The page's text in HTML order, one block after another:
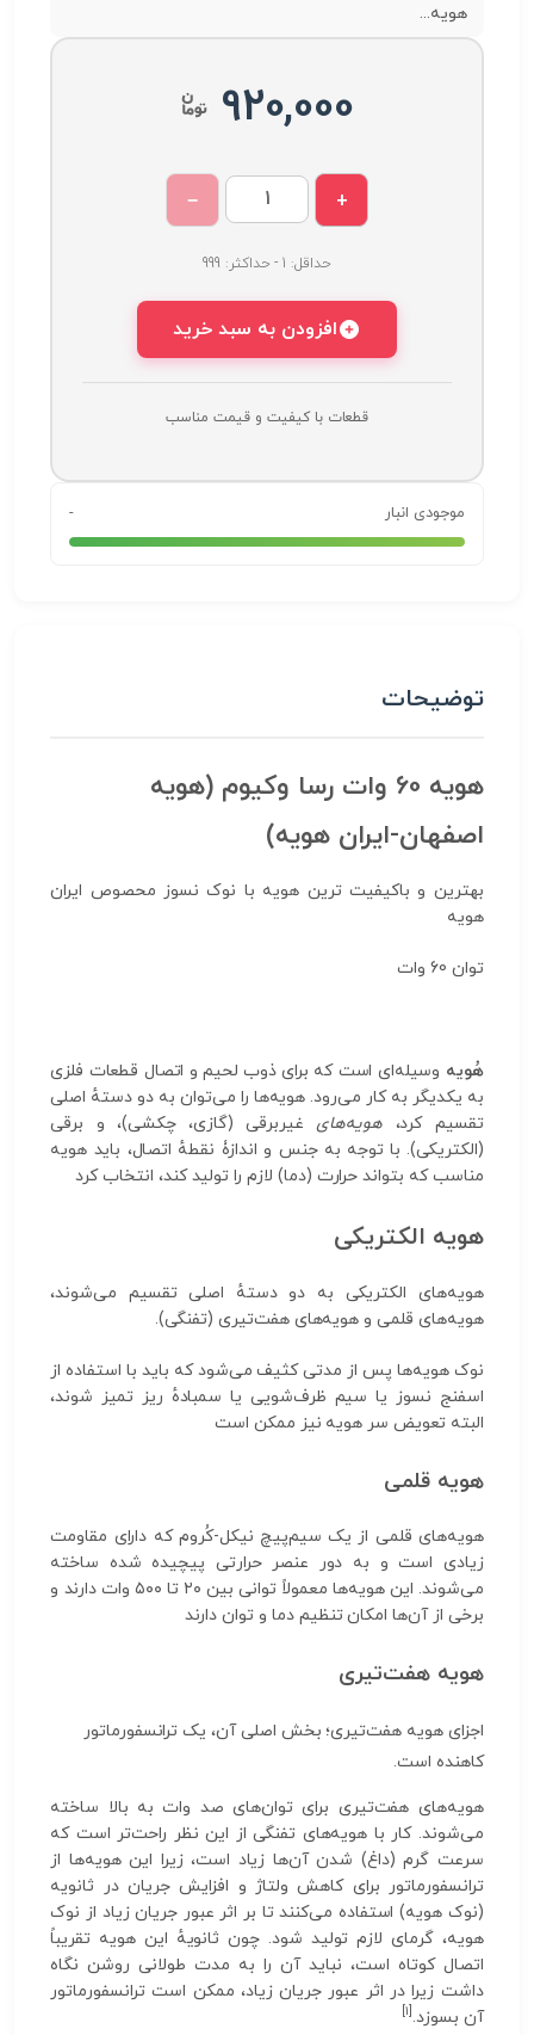
هویه...
920,000
+
−
حداقل: 1 - حداکثر: 999
افزودن به سبد خرید
قطعات با کیفیت و قیمت مناسب
موجودی انبار -
توضیحات
هویه 60 وات رسا وکیوم (هویه
اصفهان-ایران هویه)
بهترین و باکیفیت ترین هویه با نوک نسوز محصوص ایران
هویه
توان 60 وات
هُویه وسیله‌ای است که برای ذوب لحیم و اتصال قطعات فلزی
به یکدیگر به کار می‌رود. هویه‌ها را می‌توان به دو دستهٔ اصلی
تقسیم کرد، هویه‌هایغیربرقی (گازی، چکشی)، و برقی
(الکتریکی). با توجه به جنس و اندازۀ نقطهٔ اتصال، باید هویه
مناسب که بتواند حرارت (دما) لازم را تولید کند، انتخاب کرد
هویه الکتریکی
هویه‌های الکتریکی به دو دستهٔ اصلی تقسیم می‌شوند،
هویه‌های قلمی و هویه‌های هفت‌تیری (تفنگی).
نوک هویه‌ها پس از مدتی کثیف می‌شود که باید با استفاده از
اسفنج نسوز یا سیم ظرف‌شویی یا سمبادهٔ ریز تمیز شوند،
البته تعویض سر هویه نیز ممکن است
هویه قلمی
هویه‌های قلمی از یک سیم‌پیچ نیکل-کُروم که دارای مقاومت
زیادی است و به دور عنصر حرارتی پیچیده شده ساخته
می‌شوند. این هویه‌ها معمولاً توانی بین ۲۰ تا ۵۰۰ وات دارند و
برخی از آن‌ها امکان تنظیم دما و توان دارند
هویه هفت‌تیری
اجزای هویه هفت‌تیری؛ بخش اصلی آن، یک ترانسفورماتور
کاهنده است.
هویه‌های هفت‌تیری برای توان‌های صد وات به بالا ساخته
می‌شوند. کار با هویه‌های تفنگی از این نظر راحت‌تر است که
سرعت گرم (داغ) شدن آن‌ها زیاد است، زیرا این هویه‌ها از
ترانسفورماتور برای کاهش ولتاژ و افزایش جریان در ثانویه
(نوک هویه) استفاده می‌کنند تا بر اثر عبور جریان زیاد از نوک
هویه، گرمای لازم تولید شود. چون ثانویهٔ این هویه تقریباً
اتصال کوتاه است، نباید آن‌ را به مدت طولانی روشن نگاه
داشت زیرا در اثر عبور جریان زیاد، ممکن است ترانسفورماتور
آن‌ بسوزد. [۱]